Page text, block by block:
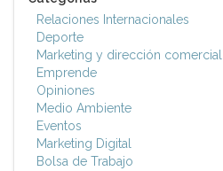
Relaciones Internacionales
Deporte
Marketing y dirección comercial
Emprende
Opiniones
Medio Ambiente
Eventos
Marketing Digital
Bolsa de Trabajo